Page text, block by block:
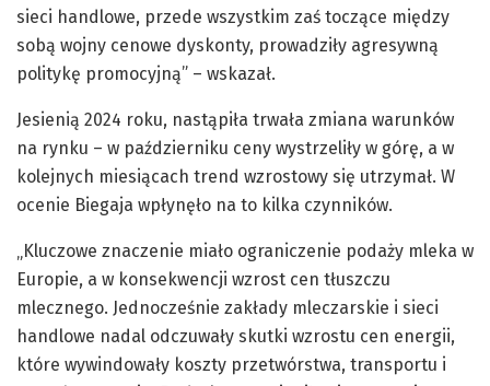
sieci handlowe, przede wszystkim zaś toczące między
sobą wojny cenowe dyskonty, prowadziły agresywną
politykę promocyjną” – wskazał.
Jesienią 2024 roku, nastąpiła trwała zmiana warunków
na rynku – w październiku ceny wystrzeliły w górę, a w
kolejnych miesiącach trend wzrostowy się utrzymał. W
ocenie Biegaja wpłynęło na to kilka czynników.
„Kluczowe znaczenie miało ograniczenie podaży mleka w
Europie, a w konsekwencji wzrost cen tłuszczu
mlecznego. Jednocześnie zakłady mleczarskie i sieci
handlowe nadal odczuwały skutki wzrostu cen energii,
które wywindowały koszty przetwórstwa, transportu i